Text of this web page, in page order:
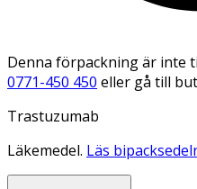
Denna förpackning är inte
0771-450 450 eller gå till
Trastuzumab
Läkemedel. Läs